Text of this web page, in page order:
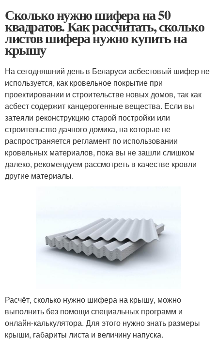
Сколько нужно шифера на 50
квадратов. Как рассчитать, сколько
листов шифера нужно купить на
крышу
На сегодняшний день в Беларуси асбестовый шифер не
используется, как кровельное покрытие при
проектировании и строительстве новых домов, так как
асбест содержит канцерогенные вещества. Если вы
затеяли реконструкцию старой постройки или
строительство дачного домика, на которые не
распространяется регламент по использовании
кровельных материалов, пока вы не зашли слишком
далеко, рекомендуем рассмотреть в качестве кровли
другие материалы.
Расчёт, сколько нужно шифера на крышу, можно
выполнить без помощи специальных программ и
онлайн-калькулятора. Для этого нужно знать размеры
крыши, габариты листа и величину напуска.